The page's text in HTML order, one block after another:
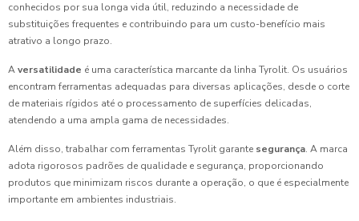
conhecidos por sua longa vida útil, reduzindo a necessidade de
substituições frequentes e contribuindo para um custo-benefício mais
atrativo a longo prazo.
Aversatilidade é uma característica marcante da linha Tyrolit. Os usuários
encontram ferramentas adequadas para diversas aplicações, desde o corte
de materiais rígidos até o processamento de superfícies delicadas,
atendendo a uma ampla gama de necessidades.
Além disso, trabalhar com ferramentas Tyrolit garante segurança. A marca
adota rigorosos padrões de qualidade e segurança, proporcionando
produtos que minimizam riscos durante a operação, o que é especialmente
importante em ambientes industriais.